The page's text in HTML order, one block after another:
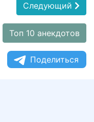
Следующий
Топ 10 анекдотов
Поделиться